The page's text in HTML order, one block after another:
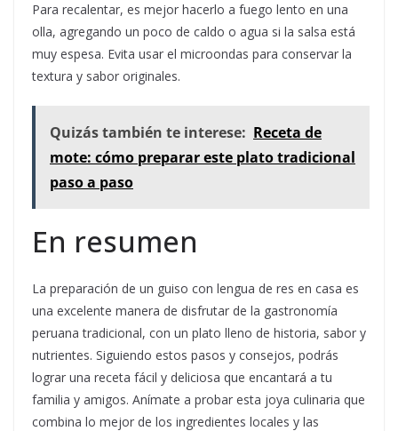
Para recalentar, es mejor hacerlo a fuego lento en una
olla, agregando un poco de caldo o agua si la salsa está
muy espesa. Evita usar el microondas para conservar la
textura y sabor originales.
Quizás también te interese: Receta de
mote: cómo preparar este plato tradicional
paso a paso
En resumen
La preparación de un guiso con lengua de res en casa es
una excelente manera de disfrutar de la gastronomía
peruana tradicional, con un plato lleno de historia, sabor y
nutrientes. Siguiendo estos pasos y consejos, podrás
lograr una receta fácil y deliciosa que encantará a tu
familia y amigos. Anímate a probar esta joya culinaria que
combina lo mejor de los ingredientes locales y las